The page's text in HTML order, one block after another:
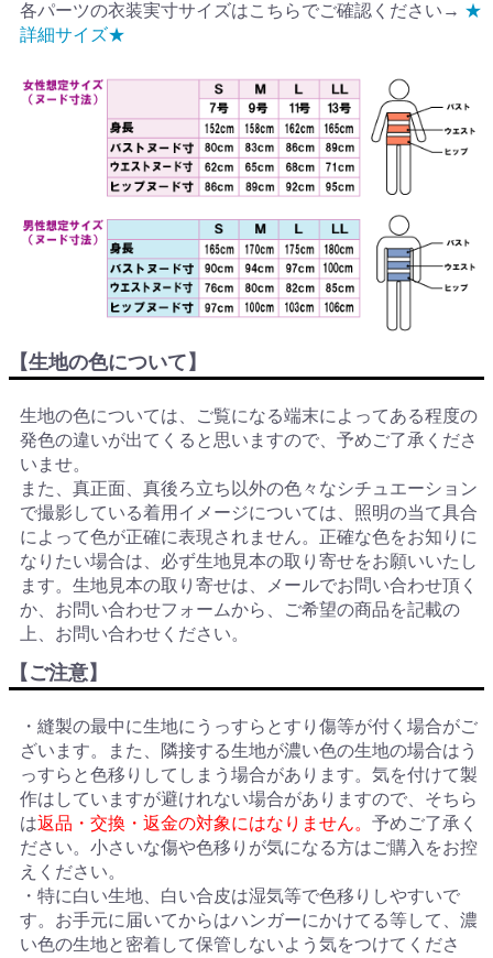
各パーツの衣装実寸サイズはこちらでご確認ください→ ★
詳細サイズ★
【生地の色について】
生地の色については、ご覧になる端末によってある程度の
発色の違いが出てくると思いますので、予めご了承くださ
いませ。
また、真正面、真後ろ立ち以外の色々なシチュエーション
で撮影している着用イメージについては、照明の当て具合
によって色が正確に表現されません。正確な色をお知りに
なりたい場合は、必ず生地見本の取り寄せをお願いいたし
ます。生地見本の取り寄せは、メールでお問い合わせ頂く
か、お問い合わせフォームから、ご希望の商品を記載の
上、お問い合わせください。
【ご注意】
・縫製の最中に生地にうっすらとすり傷等が付く場合がご
ざいます。また、隣接する生地が濃い色の生地の場合はう
っすらと色移りしてしまう場合があります。気を付けて製
作はしていますが避けれない場合がありますので、そちら
は返品・交換・返金の対象にはなりません。 予めご了承く
ださい。小さいな傷や色移りが気になる方はご購入をお控
えください。
・特に白い生地、白い合皮は湿気等で色移りしやすいで
す。お手元に届いてからはハンガーにかけてる等して、濃
い色の生地と密着して保管しないよう気をつけてくださ